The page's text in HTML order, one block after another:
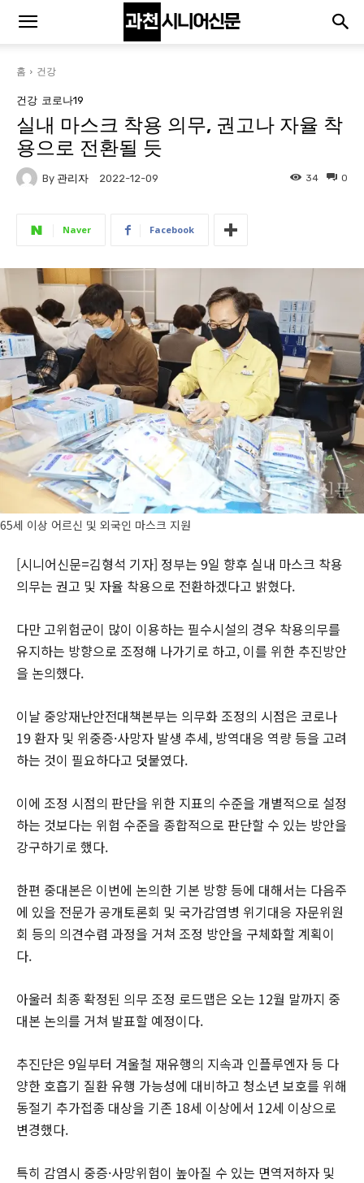
홈 건강
건강 코로나19
실내 마스크 착용 의무, 권고나 자율 착
용으로 전환될 듯
By 관리자 2022-12-09 0
34
Naver Facebook
65세 이상 어르신 및 외국인 마스크 지원
[시니어신문=김형석 기자] 정부는 9일 향후 실내 마스크 착용
의무는 권고 및 자율 착용으로 전환하겠다고 밝혔다.
다만 고위험군이 많이 이용하는 필수시설의 경우 착용의무를
유지하는 방향으로 조정해 나가기로 하고, 이를 위한 추진방안
을 논의했다.
이날 중앙재난안전대책본부는 의무화 조정의 시점은 코로나
19 환자 및 위중증·사망자 발생 추세, 방역대응 역량 등을 고려
하는 것이 필요하다고 덧붙였다.
이에 조정 시점의 판단을 위한 지표의 수준을 개별적으로 설정
하는 것보다는 위험 수준을 종합적으로 판단할 수 있는 방안을
강구하기로 했다.
한편 중대본은 이번에 논의한 기본 방향 등에 대해서는 다음주
에 있을 전문가 공개토론회 및 국가감염병 위기대응 자문위원
회 등의 의견수렴 과정을 거쳐 조정 방안을 구체화할 계획이
다.
아울러 최종 확정된 의무 조정 로드맵은 오는 12월 말까지 중
대본 논의를 거쳐 발표할 예정이다.
추진단은 9일부터 겨울철 재유행의 지속과 인플루엔자 등 다
양한 호흡기 질환 유행 가능성에 대비하고 청소년 보호를 위해
동절기 추가접종 대상을 기존 18세 이상에서 12세 이상으로
변경했다.
특히 감염시 중증·사망위험이 높아질 수 있는 면역저하자 및